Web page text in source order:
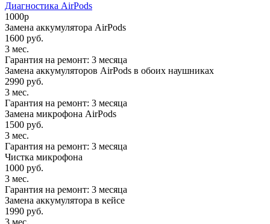
Диагностика AirPods
1000р
Замена аккумулятора AirPods
1600 руб.
3 мес.
Гарантия на ремонт: 3 месяца
Замена аккумуляторов AirPods в обоих наушниках
2990 руб.
3 мес.
Гарантия на ремонт: 3 месяца
Замена микрофона AirPods
1500 руб.
3 мес.
Гарантия на ремонт: 3 месяца
Чистка микрофона
1000 руб.
3 мес.
Гарантия на ремонт: 3 месяца
Замена аккумулятора в кейсе
1990 руб.